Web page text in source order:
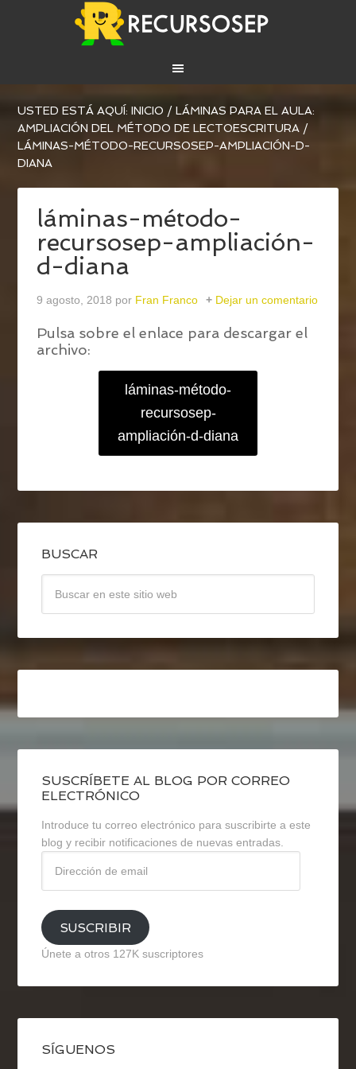
USTED ESTÁ AQUÍ:INICIO / LÁMINAS PARA EL AULA:
AMPLIACIÓN DEL MÉTODO DE LECTOESCRITURA /
LÁMINAS-MÉTODO-RECURSOSEP-AMPLIACIÓN-D-
DIANA
láminas-método-
recursosep-ampliación-
d-diana
9 agosto, 2018 por Fran Franco Dejar un comentario
Pulsa sobre el enlace para descargar el
archivo:
láminas-método-
recursosep-
ampliación-d-diana
BUSCAR
SUSCRÍBETE AL BLOG POR CORREO
ELECTRÓNICO
Introduce tu correo electrónico para suscribirte a este
blog y recibir notificaciones de nuevas entradas.
email
SUSCRIBIR
Únete a otros 127K suscriptores
SÍGUENOS